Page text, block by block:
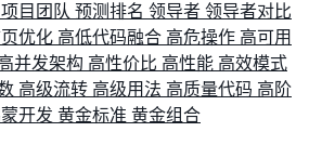
项目团队 预测排名 领导者 领导者对比
优化 高低代码融合 高危操作 高可用
并发架构 高性价比 高性能 高效模式
高级流转 高级用法 高质量代码 高阶
开发 黄金标准 黄金组合